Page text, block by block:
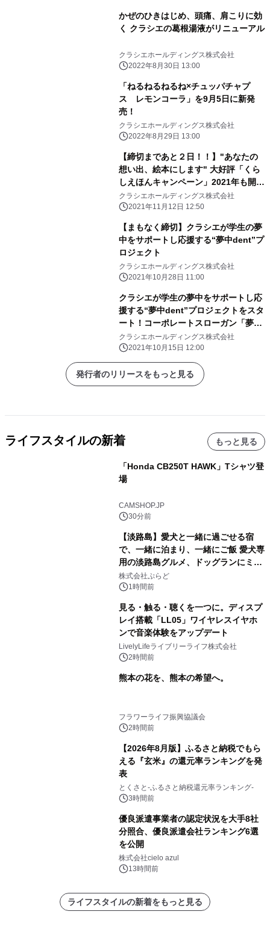
かぜのひきはじめ、頭痛、肩こりに効
く クラシエの葛根湯液がリニューアル
クラシエホールディングス株式会社
2022年8月30日 13:00
「ねるねるねるね×チュッパチャプ
ス レモンコーラ」を9月5日に新発
売！
クラシエホールディングス株式会社
2022年8月29日 13:00
【締切まであと２日！！】"あなたの
想い出、絵本にします" 大好評「くら
しえほんキャンペーン」2021年も開
催！
クラシエホールディングス株式会社
2021年11月12日 12:50
【まもなく締切】クラシエが学生の夢
中をサポートし応援する“夢中dent”プ
ロジェクト
クラシエホールディングス株式会社
2021年10月28日 11:00
クラシエが学生の夢中をサポートし応
援する“夢中dent”プロジェクトをスタ
ート！コーポレートスローガン「夢中
になれる明日」を体現する活動を応
援！！
クラシエホールディングス株式会社
2021年10月15日 12:00
発行者のリリースをもっと見る
ライフスタイルの新着 もっと見る
「Honda CB250T HAWK」Tシャツ登
場
CAMSHOP.JP
30分前
【淡路島】愛犬と一緒に過ごせる宿
で、一緒に泊まり、一緒にご飯 愛犬専
用の淡路島グルメ、ドッグランにミニ
プール グランピングとトレーラーハウ
スの2施設で
株式会社ぷらど
1時間前
見る・触る・聴くを一つに。ディスプ
レイ搭載「LL05」ワイヤレスイヤホ
ンで音楽体験をアップデート
LivelyLifeライブリーライフ株式会社
2時間前
熊本の花を、熊本の希望へ。
フラワーライフ振興協議会
2時間前
【2026年8月版】ふるさと納税でもら
える『玄米』の還元率ランキングを発
表
とくさと-ふるさと納税還元率ランキング-
3時間前
優良派遣事業者の認定状況を大手8社
分照合、優良派遣会社ランキング6選
を公開
株式会社cielo azul
13時間前
ライフスタイルの新着をもっと見る